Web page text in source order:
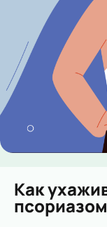
Как
псориазом